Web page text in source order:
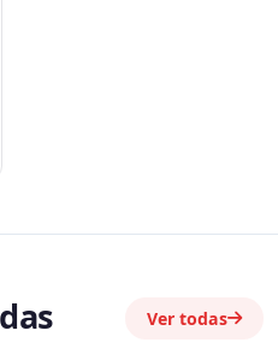
Ver todas